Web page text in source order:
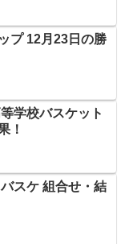
プ 12月23日の勝
学校バスケット
！
スケ 組合せ・結